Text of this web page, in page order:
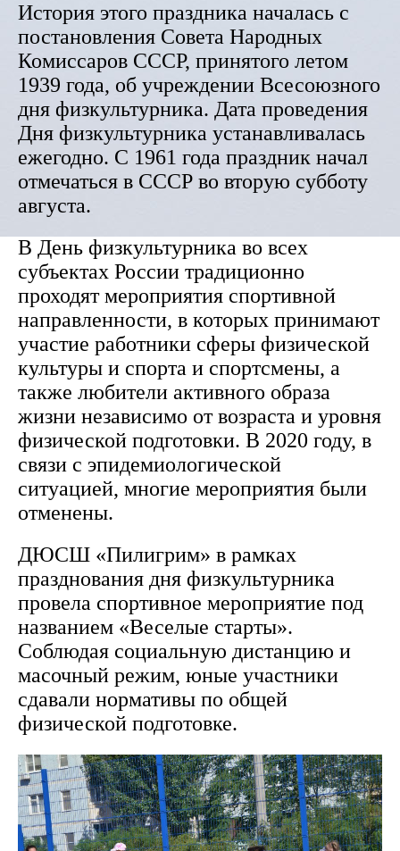
История этого праздника началась с
постановления Совета Народных
Комиссаров СССР, принятого летом
1939 года, об учреждении Всесоюзного
дня физкультурника. Дата проведения
Дня физкультурника устанавливалась
ежегодно. С 1961 года праздник начал
отмечаться в СССР во вторую субботу
августа.
В День физкультурника во всех
субъектах России традиционно
проходят мероприятия спортивной
направленности, в которых принимают
участие работники сферы физической
культуры и спорта и спортсмены, а
также любители активного образа
жизни независимо от возраста и уровня
физической подготовки. В 2020 году, в
связи с эпидемиологической
ситуацией, многие мероприятия были
отменены.
ДЮСШ «Пилигрим» в рамках
празднования дня физкультурника
провела спортивное мероприятие под
названием «Веселые старты».
Соблюдая социальную дистанцию и
масочный режим, юные участники
сдавали нормативы по общей
физической подготовке.